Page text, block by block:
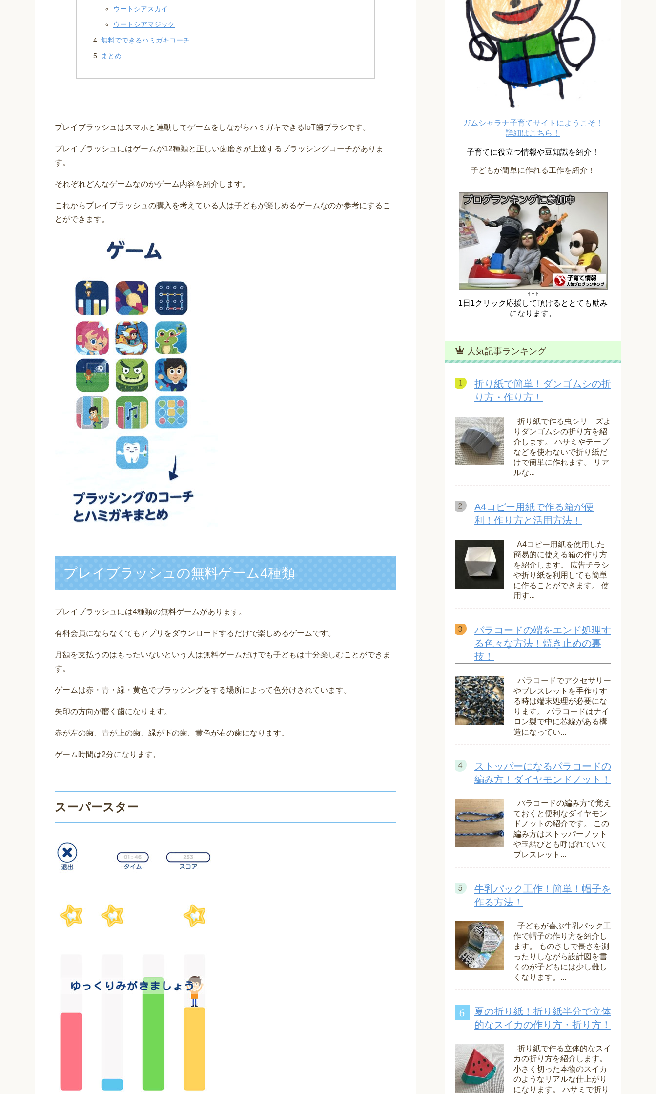
ウートシアスカイ
ウートシアマジック
無料でできるハミガキコーチ
まとめ
プレイブラッシュはスマホと連動してゲームをしながらハミガキできるIoT歯ブラシです。
プレイブラッシュにはゲームが12種類と正しい歯磨きが上達するブラッシングコーチがありま
す。
それぞれどんなゲームなのかゲーム内容を紹介します。
これからプレイブラッシュの購入を考えている人は子どもが楽しめるゲームなのか参考にするこ
とができます。
プレイブラッシュの無料ゲーム4種類
プレイブラッシュには4種類の無料ゲームがあります。
有料会員にならなくてもアプリをダウンロードするだけで楽しめるゲームです。
月額を支払うのはもったいないという人は無料ゲームだけでも子どもは十分楽しむことができま
す。
ゲームは赤・青・緑・黄色でブラッシングをする場所によって色分けされています。
矢印の方向が磨く歯になります。
赤が左の歯、青が上の歯、緑が下の歯、黄色が右の歯になります。
ゲーム時間は2分になります。
スーパースター
ガムシャラナ子育てサイトにようこそ！
詳細はこちら！
子育てに役立つ情報や豆知識を紹介！
子どもが簡単に作れる工作を紹介！
↑↑↑
1日1クリック応援して頂けるととても励み
になります。
人気記事ランキング
折り紙で簡単！ダンゴムシの折
り方・作り方！
折り紙で作る虫シリーズよ
りダンゴムシの折り方を紹
介します。 ハサミやテープ
などを使わないで折り紙だ
けで簡単に作れます。 リア
ルな...
A4コピー用紙で作る箱が便
利！作り方と活用方法！
A4コピー用紙を使用した
簡易的に使える箱の作り方
を紹介します。 広告チラシ
や折り紙を利用しても簡単
に作ることができます。 使
用す...
パラコードの端をエンド処理す
る色々な方法！焼き止めの裏
技！
パラコードでアクセサリー
やブレスレットを手作りす
る時は端末処理が必要にな
ります。 パラコードはナイ
ロン製で中に芯線がある構
造になってい...
ストッパーになるパラコードの
編み方！ダイヤモンドノット！
パラコードの編み方で覚え
ておくと便利なダイヤモン
ドノットの紹介です。 この
編み方はストッパーノット
や玉結びとも呼ばれていて
ブレスレット...
牛乳パック工作！簡単！帽子を
作る方法！
子どもが喜ぶ牛乳パック工
作で帽子の作り方を紹介し
ます。 ものさしで長さを測
ったりしながら設計図を書
くのが子どもには少し難し
くなります。...
夏の折り紙！折り紙半分で立体
的なスイカの作り方・折り方！
折り紙で作る立体的なスイ
カの折り方を紹介します。
小さく切った本物のスイカ
のようなリアルな仕上がり
になります。 ハサミで折り